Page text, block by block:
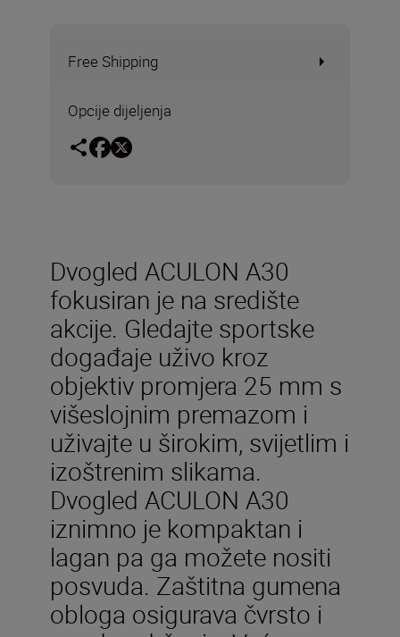
Free Shipping
Opcije dijeljenja
Dvogled ACULON A30
fokusiran je na središte
akcije. Gledajte sportske
događaje uživo kroz
objektiv promjera 25 mm s
višeslojnim premazom i
uživajte u širokim, svijetlim i
izoštrenim slikama.
Dvogled ACULON A30
iznimno je kompaktan i
lagan pa ga možete nositi
posvuda. Zaštitna gumena
obloga osigurava čvrsto i